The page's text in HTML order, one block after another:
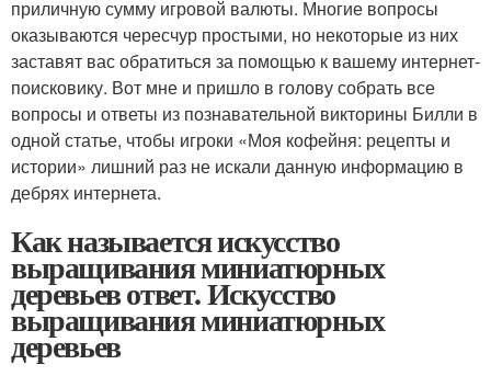
приличную сумму игровой валюты. Многие вопросы
оказываются чересчур простыми, но некоторые из них
заставят вас обратиться за помощью к вашему интернет-
поисковику. Вот мне и пришло в голову собрать все
вопросы и ответы из познавательной викторины Билли в
одной статье, чтобы игроки «Моя кофейня: рецепты и
истории» лишний раз не искали данную информацию в
дебрях интернета.
Как называется искусство
выращивания миниатюрных
деревьев ответ. Искусство
выращивания миниатюрных
деревьев